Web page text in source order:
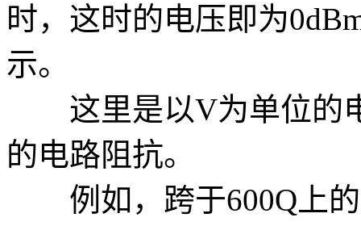
时，这时的电压即为
示。
这里是以V为单位的电
的电路阻抗。
例如，跨于600Q上的